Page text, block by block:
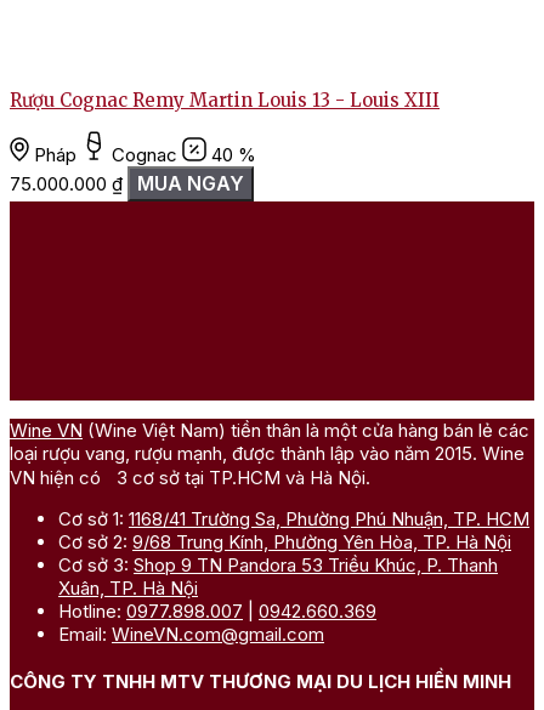
Rượu Cognac Remy Martin Louis 13 - Louis XIII
Pháp Cognac
40 %
75.000.000 ₫ MUA NGAY
Wine VN (Wine Việt Nam) tiền thân là một cửa hàng bán lẻ các
loại rượu vang, rượu mạnh, được thành lập vào năm 2015. Wine
VN hiện có 3 cơ sở tại TP.HCM và Hà Nội.
Cơ sở 1: 1168/41 Trường Sa, Phường Phú Nhuận, TP. HCM
Cơ sở 2: 9/68 Trung Kính, Phường Yên Hòa, TP. Hà Nội
Cơ sở 3: Shop 9 TN Pandora 53 Triều Khúc, P. Thanh
Xuân, TP. Hà Nội
Hotline: 0977.898.007
0942.660.369
Email: WineVN.com@gmail.com
CÔNG TY TNHH MTV THƯƠNG MẠI DU LỊCH HIỀN MINH